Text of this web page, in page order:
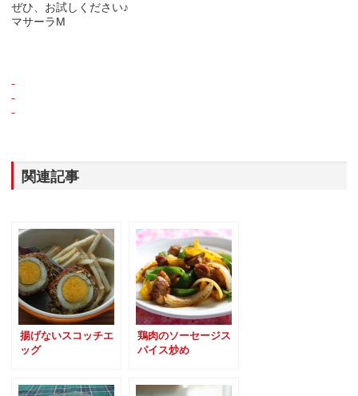
ぜひ、お試しください♪
マサーラM
関連記事
揚げないスコッチエ
ッグ
鶏肉のソーセージス
パイス炒め